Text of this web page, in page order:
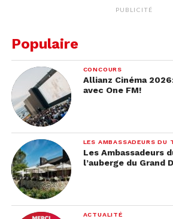
PUBLICITÉ
Populaire
CONCOURS
Allianz Cinéma
avec One FM!
LES AMBASSADEURS DU
Les Ambassadeurs
l’auberge du Grand
ACTUALITÉ